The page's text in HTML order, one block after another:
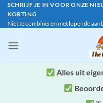
Ga
naar
inhoud
SCHRIJF JE IN VOOR ONZE
KORTING
Niet te combineren met lopende
Alles uit